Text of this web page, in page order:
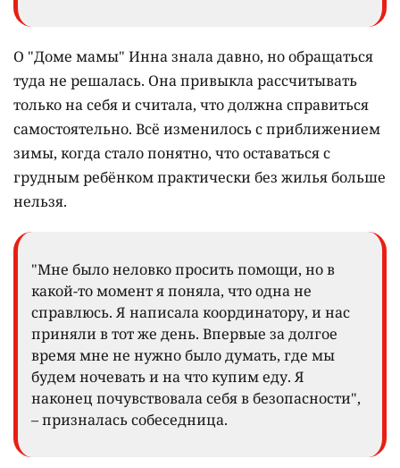
О "Доме мамы" Инна знала давно, но обращаться
туда не решалась. Она привыкла рассчитывать
только на себя и считала, что должна справиться
самостоятельно. Всё изменилось с приближением
зимы, когда стало понятно, что оставаться с
грудным ребёнком практически без жилья больше
нельзя.
"Мне было неловко просить помощи, но в
какой-то момент я поняла, что одна не
справлюсь. Я написала координатору, и нас
приняли в тот же день. Впервые за долгое
время мне не нужно было думать, где мы
будем ночевать и на что купим еду. Я
наконец почувствовала себя в безопасности",
– призналась собеседница.